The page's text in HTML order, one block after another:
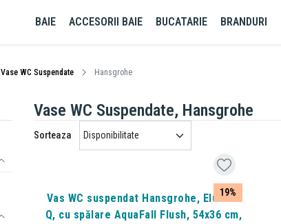
BAIE ACCESORII BAIE BUCATARIE BRANDURI
Vase WC Suspendate Hansgrohe
Vase WC Suspendate, Hansgrohe
Sorteaza
19%
Vas WC suspendat Hansgrohe, EluPura
Q, cu spălare AquaFall Flush, 54x36 cm,